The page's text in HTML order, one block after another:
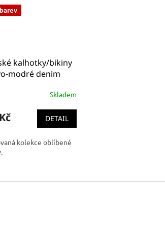
kalhotky/bikiny
modré denim
PNH)
Skladem
DETAIL
kolekce oblíbené